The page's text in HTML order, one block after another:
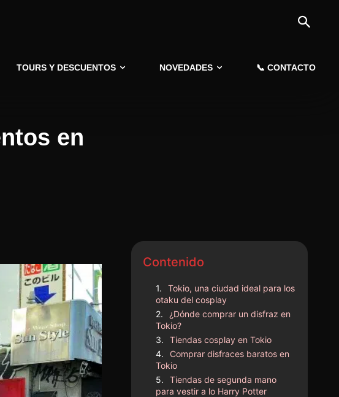
TOURS Y DESCUENTOS NOVEDADES 📞 CONTACTO
en
Contenido
Tokio, una ciudad ideal para los
otaku del cosplay
¿Dónde comprar un disfraz en
Tokio?
Tiendas cosplay en Tokio
Comprar disfraces baratos en
Tokio
Tiendas de segunda mano
para vestir a lo Harry Potter